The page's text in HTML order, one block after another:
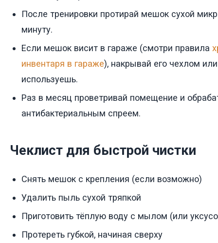
После тренировки протирай мешок сухой
минуту.
Если мешок висит в гараже (смотри правила
инвентаря в гараже), накрывай его чехлом
используешь.
Раз в месяц проветривай помещение и
антибактериальным спреем.
Чеклист для быстрой чистки
Снять мешок с крепления (если возможно)
Удалить пыль сухой тряпкой
Приготовить тёплую воду с мылом (или
Протереть губкой, начиная сверху